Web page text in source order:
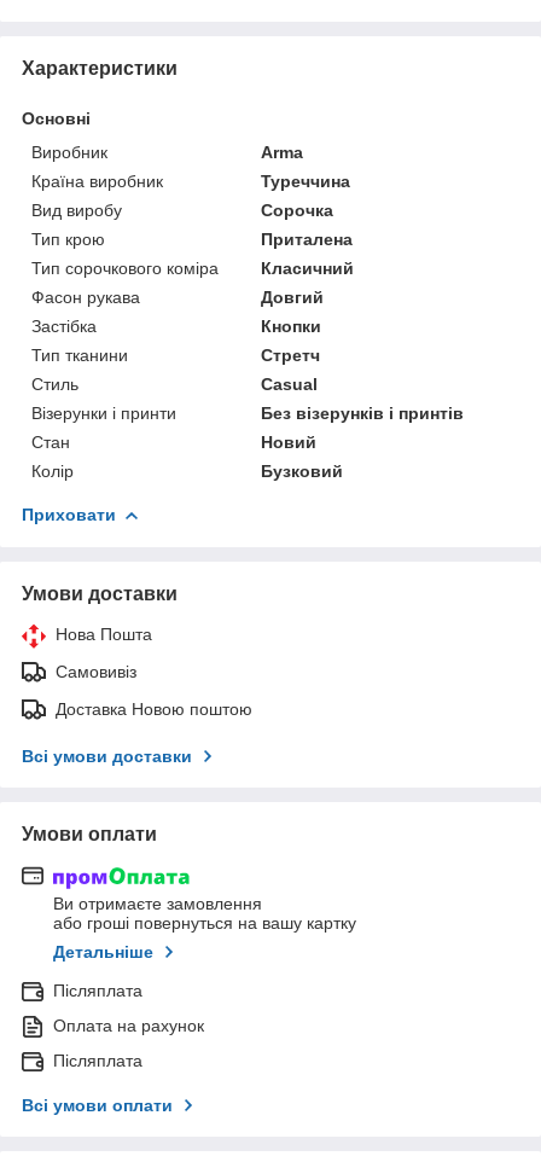
Характеристики
Основні
Виробник
Arma
Країна виробник
Туреччина
Вид виробу
Сорочка
Тип крою
Приталена
Тип сорочкового коміра
Класичний
Фасон рукава
Довгий
Застібка
Кнопки
Тип тканини
Стретч
Стиль
Casual
Візерунки і принти
Без візерунків і принтів
Стан
Новий
Колір
Бузковий
Приховати
Умови доставки
Нова Пошта
Самовивіз
Доставка Новою поштою
Всі умови доставки
Умови оплати
Ви отримаєте замовлення
або гроші повернуться на вашу картку
Детальніше
Післяплата
Оплата на рахунок
Післяплата
Всі умови оплати